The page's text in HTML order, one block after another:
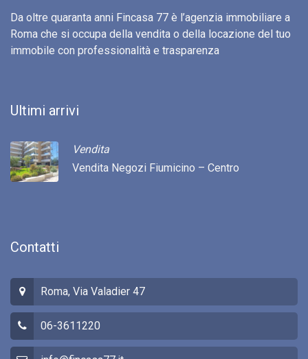
Da oltre quaranta anni Fincasa 77 è l’agenzia immobiliare a
Roma che si occupa della vendita o della locazione del tuo
immobile con professionalità e trasparenza
Ultimi arrivi
Vendita
Vendita Negozi Fiumicino – Centro
Contatti
Roma, Via Valadier 47
06-3611220